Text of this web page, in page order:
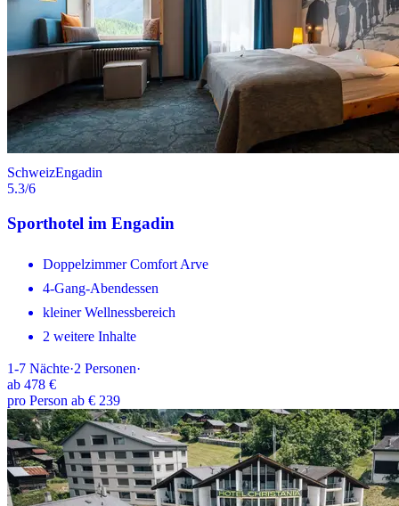
SchweizEngadin
5.3/6
Sporthotel im Engadin
Doppelzimmer Comfort Arve
4-Gang-Abendessen
kleiner Wellnessbereich
2 weitere Inhalte
1-7 Nächte·2 Personen·
ab 478 €
pro Person ab € 239